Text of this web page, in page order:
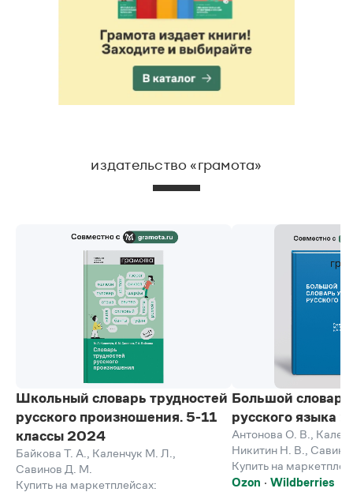
издательство «грамота»
Школьный словарь трудностей
русского произношения. 5-11
классы 2024
Байкова Т. А. Каленчук М. Л.
Савинов Д. М.
Купить на маркетплейсах:
Большой
русского языка
Антонова О. В.
Никитин Н. В.
Купить на
Ozon
Wildberries